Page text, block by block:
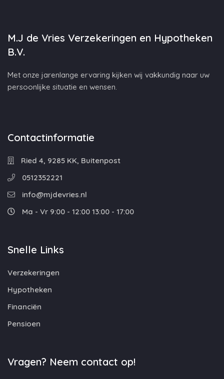
M.J de Vries Verzekeringen en Hypotheken
B.V.
Met onze jarenlange ervaring kijken wij vakkundig naar uw
persoonlijke situatie en wensen.
Contactinformatie
Ried 4, 9285 KK, Buitenpost
0512352221
info@mjdevries.nl
Ma - Vr 9:00 - 12:00 13:00 - 17:00
Snelle Links
Verzekeringen
Hypotheken
Financiën
Pensioen
Vragen? Neem contact op!